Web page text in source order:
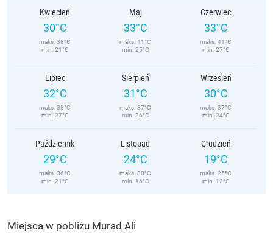
Kwiecień
30°C
maks. 38°C
min. 21°C
Maj
33°C
maks. 41°C
min. 25°C
Czerwiec
33°C
maks. 41°C
min. 27°C
Lipiec
32°C
maks. 38°C
min. 27°C
Sierpień
31°C
maks. 37°C
min. 26°C
Wrzesień
30°C
maks. 37°C
min. 24°C
Październik
29°C
maks. 36°C
min. 21°C
Listopad
24°C
maks. 30°C
min. 16°C
Grudzień
19°C
maks. 25°C
min. 12°C
Miejsca w pobliżu Murad Ali